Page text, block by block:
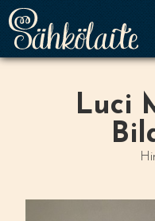
Luci